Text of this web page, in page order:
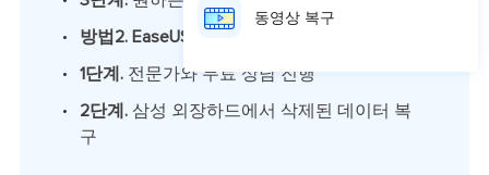
방법2. EaseUS 데이터 복구 서비스 이용
1단계. 전문가와 무료 상담 진행
2단계. 삼성 외장하드에서 삭제된 데이터 복
구
동영상 복구